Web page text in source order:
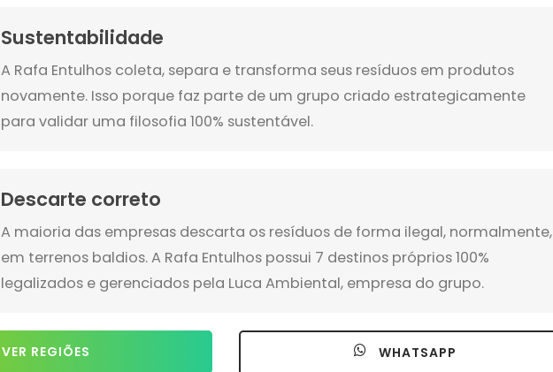
Sustentabilidade
A Rafa Entulhos coleta, separa e transforma seus resíduos em produtos
novamente. Isso porque faz parte de um grupo criado estrategicamente
para validar uma filosofia 100% sustentável.
Descarte correto
A maioria das empresas descarta os resíduos de forma ilegal, normalmente,
em terrenos baldios. A Rafa Entulhos possui 7 destinos próprios 100%
legalizados e gerenciados pela Luca Ambiental, empresa do grupo.
VER REGIÕES WHATSAPP